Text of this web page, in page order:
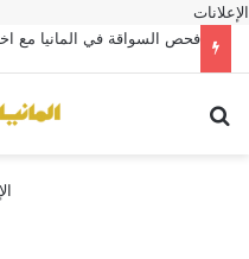
الإعلانات
فحص السواقة في المانيا مع